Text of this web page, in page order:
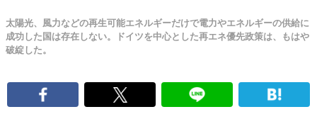
太陽光、風力などの再生可能エネルギーだけで電力やエネルギーの供給に
成功した国は存在しない。ドイツを中心とした再エネ優先政策は、もはや
破綻した。